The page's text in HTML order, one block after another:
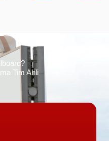
Tim Ahli